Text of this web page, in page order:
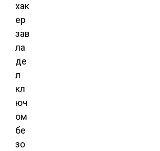
хак
ер
зав
ла
де
л
кл
юч
ом
бе
зо